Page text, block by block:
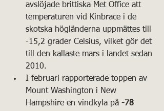
avslöjade brittiska Met Office att
temperaturen vid Kinbrace i de
skotska högländerna uppmättes till
-15,2 grader Celsius, vilket gör det
till den kallaste mars i landet sedan
2010.
I februari rapporterade toppen av
Mount Washington i New
Hampshire en vindkyla på -78